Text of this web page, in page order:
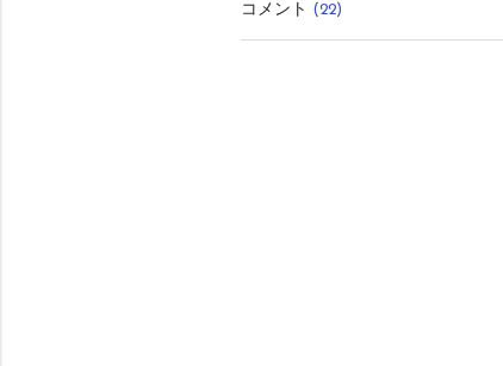
コメント (22)